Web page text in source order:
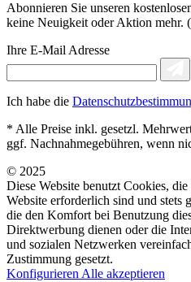
Abonnieren Sie unseren
keine Neuigkeit oder Aktion mehr.
Ihre E-Mail Adresse
Ich habe die
* Alle Preise inkl. gesetzl.
ggf. Nachnahmegebühren, wenn
© 2025
Diese Website benutzt Cookies,
Website erforderlich sind und stets
die den Komfort bei Benutzung
Direktwerbung dienen oder die
und sozialen Netzwerken
Zustimmung gesetzt.
Konfigurieren Alle akzeptieren